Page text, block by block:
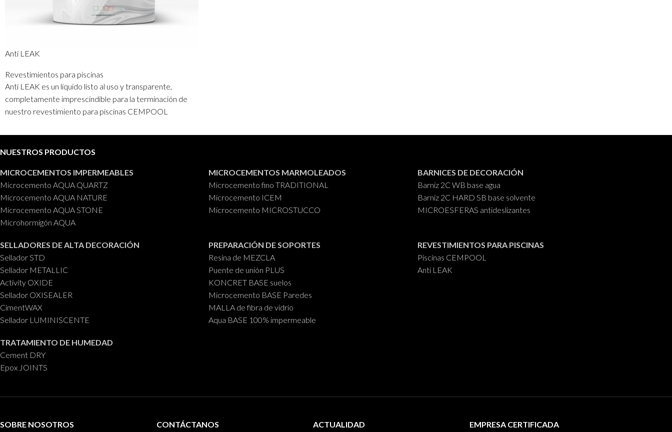
Anti LEAK
Revestimientos para piscinas
Anti LEAK es un líquido listo al uso y transparente,
completamente imprescindible para la terminación de
nuestro revestimiento para piscinas CEMPOOL
imperfecciones en la aplicación de nuestro revestimiento
Envases: 4 kg.
NUESTROS PRODUCTOS
MICROCEMENTOS IMPERMEABLES
Microcemento AQUA QUARTZ
Microcemento AQUA NATURE
Microcemento AQUA STONE
Microhormigón AQUA
MICROCEMENTOS MARMOLEADOS
Microcemento fino TRADITIONAL
Microcemento ICEM
Microcemento MICROSTUCCO
BARNICES DE DECORACIÓN
Barniz 2C WB base agua
Barniz 2C HARD SB base solvente
MICROESFERAS antideslizantes
SELLADORES DE ALTA DECORACIÓN
Sellador STD
Sellador METALLIC
Activity OXIDE
Sellador OXISEALER
CimentWAX
Sellador LUMINISCENTE
TRATAMIENTO DE HUMEDAD
Cement DRY
Epox JOINTS
PREPARACIÓN DE SOPORTES
Resina de MEZCLA
Puente de unión PLUS
KONCRET BASE suelos
Microcemento BASE Paredes
MALLA de fibra de vidrio
Aqua BASE 100% impermeable
REVESTIMIENTOS PARA PISCINAS
Piscinas CEMPOOL
Anti LEAK
SOBRE NOSOTROS CONTÁCTANOS ACTUALIDAD EMPRESA CERTIFICADA